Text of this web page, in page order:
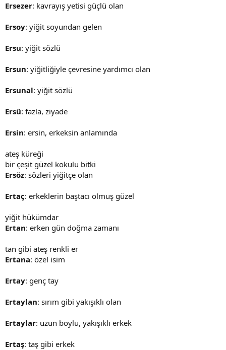
Ersezer: kavrayış yetisi güçlü olan
Ersoy: yiğit soyundan gelen
Ersu: yiğit sözlü
Ersun: yiğitliğiyle çevresine yardımcı olan
Ersunal: yiğit sözlü
Ersü: fazla, ziyade
Ersin: ersin, erkeksin anlamında
ateş küreği
bir çeşit güzel kokulu bitki
Ersöz: sözleri yiğitçe olan
Ertaç: erkeklerin baştacı olmuş güzel
yiğit hükümdar
Ertan: erken gün doğma zamanı
tan gibi ateş renkli er
Ertana: özel isim
Ertay: genç tay
Ertaylan: sırım gibi yakışıklı olan
Ertaylar: uzun boylu, yakışıklı erkek
Ertaş: taş gibi erkek